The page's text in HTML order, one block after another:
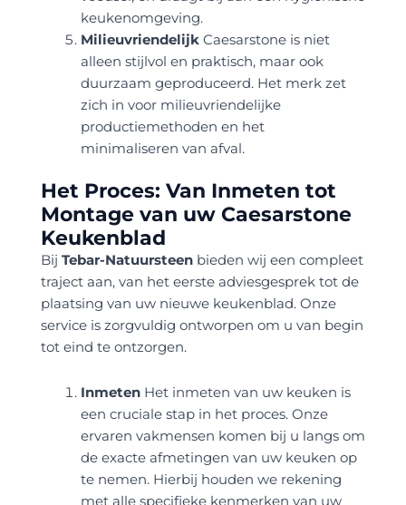
keukenomgeving.
MilieuvriendelijkCaesarstone is niet
alleen stijlvol en praktisch, maar ook
duurzaam geproduceerd. Het merk zet
zich in voor milieuvriendelijke
productiemethoden en het
minimaliseren van afval.
Het Proces: Van Inmeten tot
Montage van uw Caesarstone
Keukenblad
Bij Tebar-Natuursteen bieden wij een compleet
traject aan, van het eerste adviesgesprek tot de
plaatsing van uw nieuwe keukenblad. Onze
service is zorgvuldig ontworpen om u van begin
tot eind te ontzorgen.
InmetenHet inmeten van uw keuken is
een cruciale stap in het proces. Onze
ervaren vakmensen komen bij u langs om
de exacte afmetingen van uw keuken op
te nemen. Hierbij houden we rekening
met alle specifieke kenmerken van uw